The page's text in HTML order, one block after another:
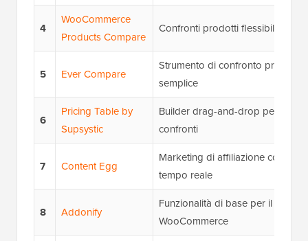
4
WooCommerce
Products Compare
Confronti prodotti flessibili per
5 Ever Compare
Strumento di confronto prodotti
semplice
6
Pricing Table by
Supsystic
Builder drag-and-drop per
confronti
7 Content Egg
Marketing di affiliazione con
tempo reale
8 Addonify
Funzionalità di base per il
WooCommerce